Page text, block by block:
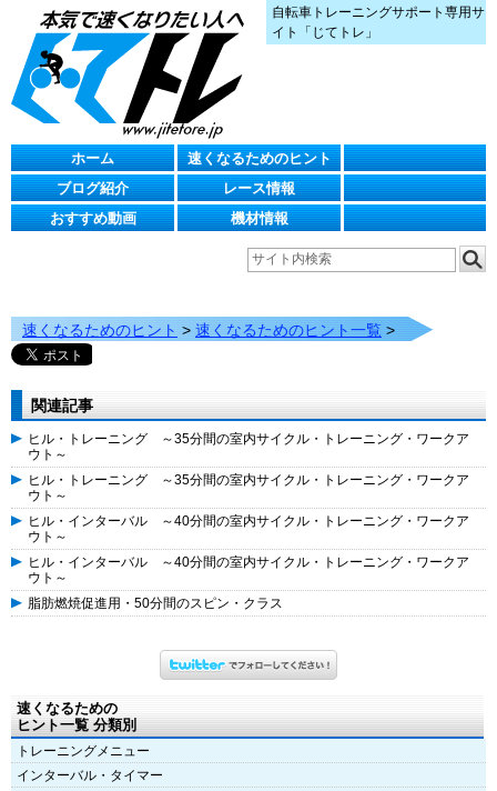
自転車トレーニングサポート専用サ
イト「じてトレ」
ホーム
速くなるためのヒント
ブログ紹介
レース情報
おすすめ動画
機材情報
速くなるためのヒント > 速くなるためのヒント一覧 >
関連記事
ヒル・トレーニング ～35分間の室内サイクル・トレーニング・ワークア
ウト～
ヒル・トレーニング ～35分間の室内サイクル・トレーニング・ワークア
ウト～
ヒル・インターバル ～40分間の室内サイクル・トレーニング・ワークア
ウト～
ヒル・インターバル ～40分間の室内サイクル・トレーニング・ワークア
ウト～
脂肪燃焼促進用・50分間のスピン・クラス
速くなるための
ヒント一覧 分類別
トレーニングメニュー
インターバル・タイマー